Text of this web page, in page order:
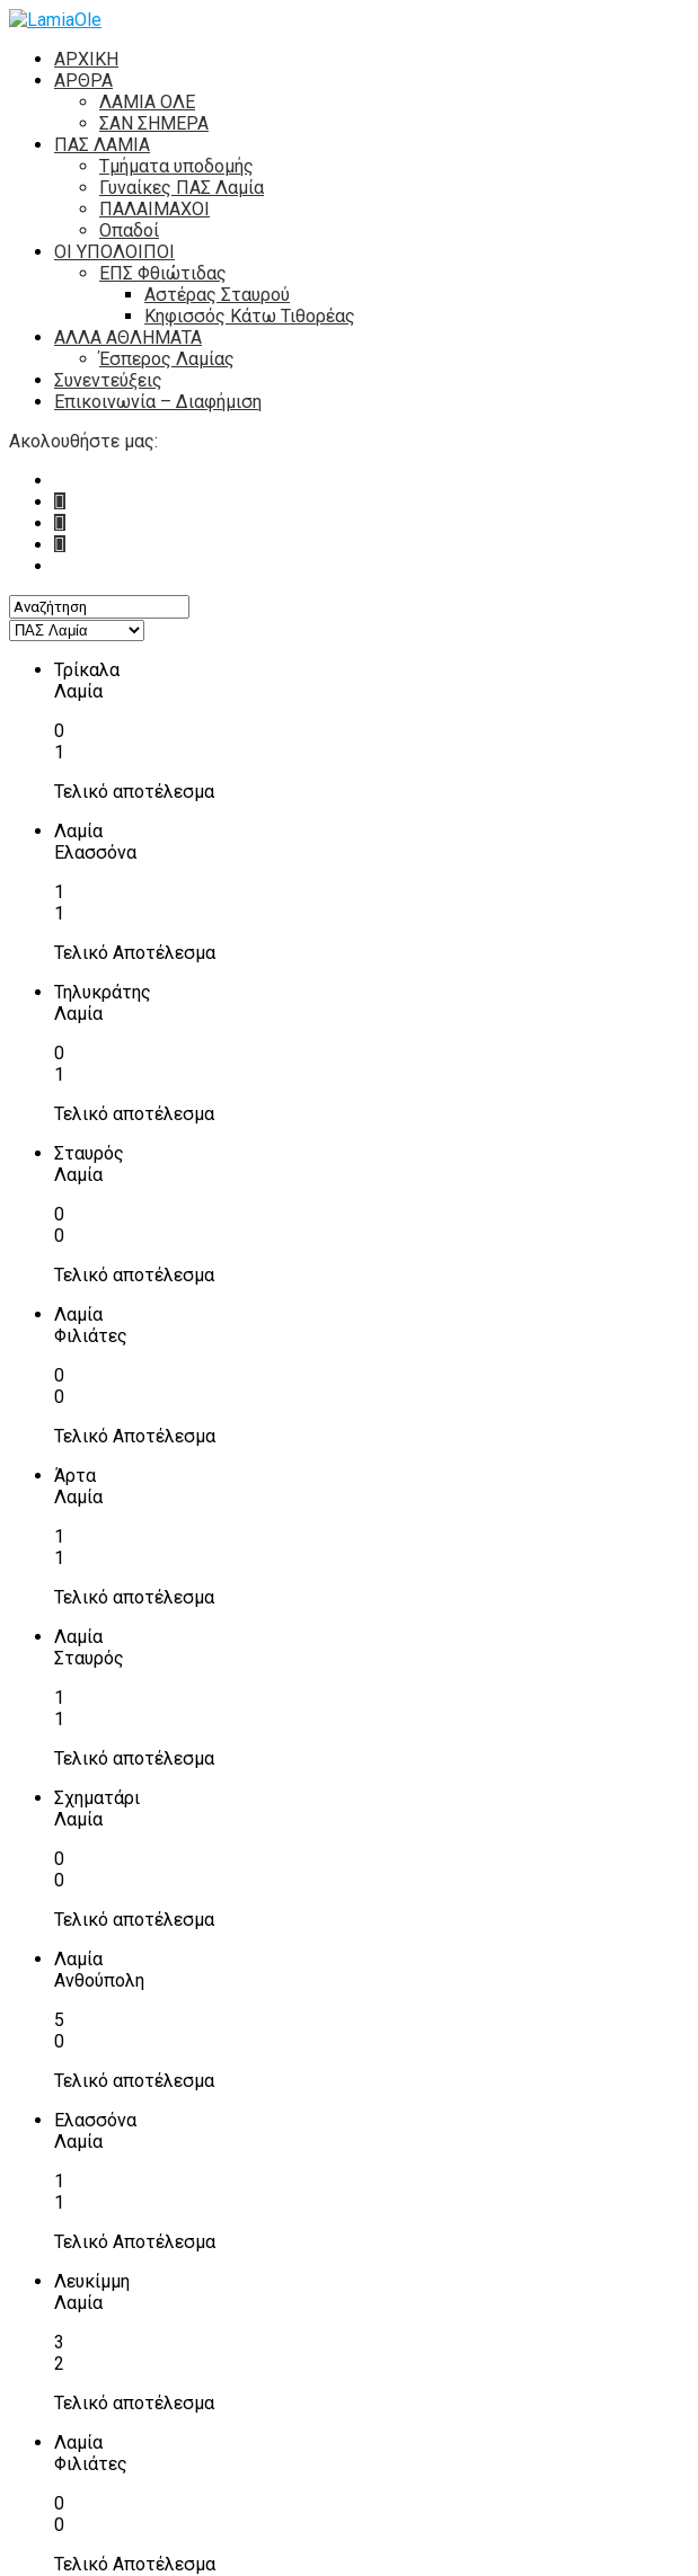
ΑΡΧΙΚΗ
ΑΡΘΡΑ
ΛΑΜΙΑ ΟΛΕ
ΣΑΝ ΣΗΜΕΡΑ
ΠΑΣ ΛΑΜΙΑ
Τμήματα υποδομής
Γυναίκες ΠΑΣ Λαμία
ΠΑΛΑΙΜΑΧΟΙ
Οπαδοί
ΟΙ ΥΠΟΛΟΙΠΟΙ
ΕΠΣ Φθιώτιδας
Αστέρας Σταυρού
Κηφισσός Κάτω Τιθορέας
ΑΛΛΑ ΑΘΛΗΜΑΤΑ
Έσπερος Λαμίας
Συνεντεύξεις
Επικοινωνία – Διαφήμιση
Ακολουθήστε μας:
Τρίκαλα
Λαμία
0
1
Τελικό αποτέλεσμα
Λαμία
Ελασσόνα
1
1
Τελικό Αποτέλεσμα
Τηλυκράτης
Λαμία
0
1
Τελικό αποτέλεσμα
Σταυρός
Λαμία
0
0
Τελικό αποτέλεσμα
Λαμία
Φιλιάτες
0
0
Τελικό Αποτέλεσμα
Άρτα
Λαμία
1
1
Τελικό αποτέλεσμα
Λαμία
Σταυρός
1
1
Τελικό αποτέλεσμα
Σχηματάρι
Λαμία
0
0
Τελικό αποτέλεσμα
Λαμία
Ανθούπολη
5
0
Τελικό αποτέλεσμα
Ελασσόνα
Λαμία
1
1
Τελικό Αποτέλεσμα
Λευκίμμη
Λαμία
3
2
Τελικό αποτέλεσμα
Λαμία
Φιλιάτες
0
0
Τελικό Αποτέλεσμα